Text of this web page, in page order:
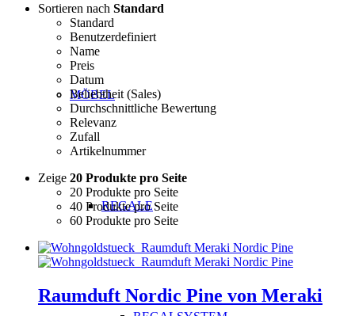
MÖBEL
REGALE
Sortieren nach Standard
Standard
Benutzerdefiniert
Name
Preis
Datum
Beliebtheit (Sales)
Durchschnittliche Bewertung
Relevanz
Zufall
Artikelnummer
Zeige 20 Produkte pro Seite
20 Produkte pro Seite
40 Produkte pro Seite
60 Produkte pro Seite
Raumduft Nordic Pine von Meraki